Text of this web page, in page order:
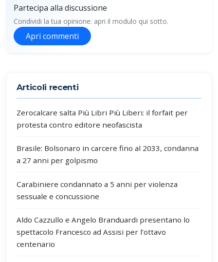
Partecipa alla discussione
Condividi la tua opinione: apri il modulo qui sotto.
Apri commenti
Articoli recenti
Zerocalcare salta Più Libri Più Liberi: il forfait per
protesta contro editore neofascista
Brasile: Bolsonaro in carcere fino al 2033, condanna
a 27 anni per golpismo
Carabiniere condannato a 5 anni per violenza
sessuale e concussione
Aldo Cazzullo e Angelo Branduardi presentano lo
spettacolo Francesco ad Assisi per l’ottavo
centenario